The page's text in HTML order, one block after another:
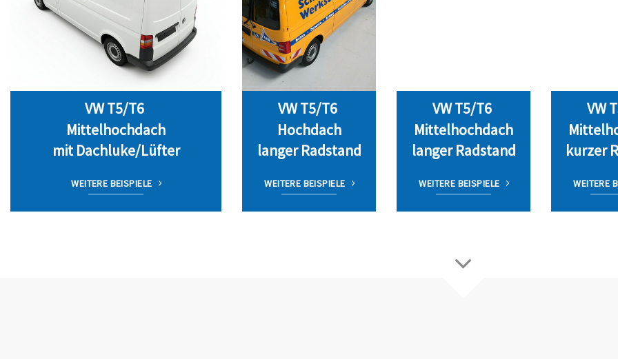
VW T5/T6
Mittelhochdach
mit Dachluke/Lüfter
WEITERE BEISPIELE
VW T5/T6
Hochdach
langer Radstand
WEITERE BEISPIELE
VW T5/T6
Mittelhochdach
langer Radstand
WEITERE BEISPIELE
VW
kurzer
WEITERE